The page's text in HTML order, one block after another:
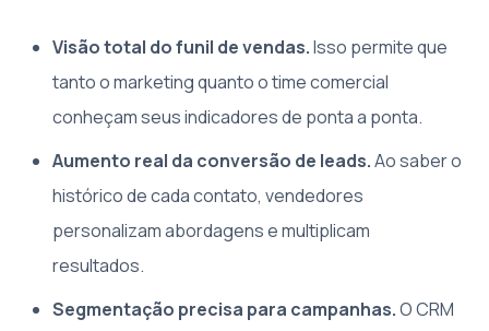
Visão total do funil de vendas.Isso permite que
tanto o marketing quanto o time comercial
conheçam seus indicadores de ponta a ponta.
Aumento real da conversão de leads.Ao saber o
histórico de cada contato, vendedores
personalizam abordagens e multiplicam
resultados.
Segmentação precisa para campanhas.O CRM